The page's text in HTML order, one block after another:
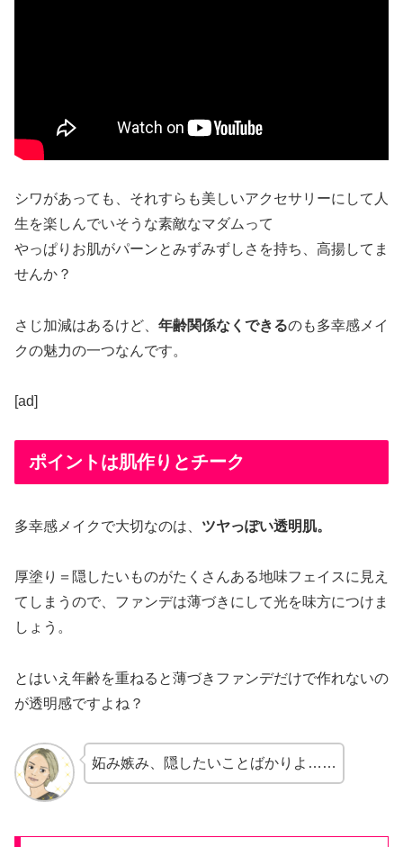
シワがあっても、それすらも美しいアクセサリーにして人
生を楽しんでいそうな素敵なマダムって
やっぱりお肌がパーンとみずみずしさを持ち、高揚してま
せんか？
さじ加減はあるけど、 年齢関係なくできるのも多幸感メイ
クの魅力の一つなんです。
[ad]
ポイントは肌作りとチーク
多幸感メイクで大切なのは、 ツヤっぽい透明肌。
厚塗り＝隠したいものがたくさんある地味フェイスに見え
てしまうので、ファンデは薄づきにして光を味方につけま
しょう。
とはいえ年齢を重ねると薄づきファンデだけで作れないの
が透明感ですよね？
妬み嫉み、隠したいことばかりよ……